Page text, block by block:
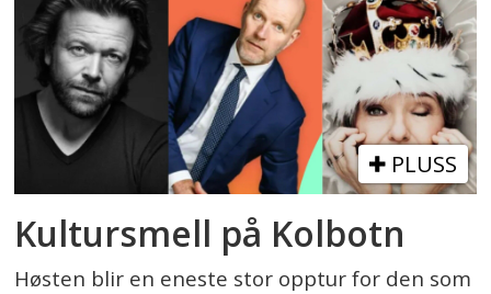
PLUSS
Kultursmell på Kolbotn
Høsten blir en eneste stor opptur for den som